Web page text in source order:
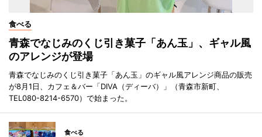
食べる
青森でなじみのくじ引き菓子「あん玉」、ギャル風
のアレンジが登場
青森でなじみのくじ引き菓子「あん玉」のギャル風アレンジ商品の販売
が8月1日、カフェ＆バー「DIVA（ディーバ）」（青森市新町、
TEL080-8214-6570）で始まった。
食べる